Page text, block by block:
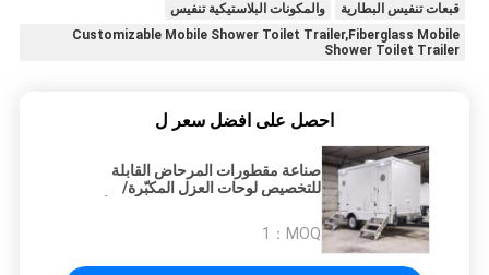
قبعات تنفيس البطارية
والمكونات البلاستيكية تنفيس
Customizable Mobile Shower Toilet Trailer,Fiberglass Mobile
Shower Toilet Trailer
احصل على افضل سعر ل
صناعة مقطورات المرحاض القابلة
للتخصيص لوحات العزل المكبّرة/
MOQ：
1